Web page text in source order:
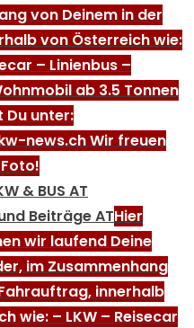
von Deinem in der
von Österreich wie:
– Linienbus –
ab 3.5 Tonnen
Du unter:
news.ch Wir freuen
& BUS AT
Beiträge ATHier
wir laufend Deine
im Zusammenhang
innerhalb
wie: – LKW – Reisecar